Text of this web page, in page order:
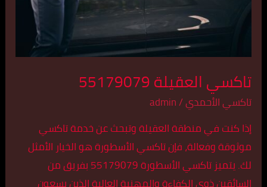
تاكسي العقيلة 55179079
تاكسي الأحمدي/
admin
إذا كنت في منطقة العقيلة وتبحث عن خدمة تاكسي
موثوقة وفعالة، فإن تاكسي الأسطورة هو الخيار الأمثل
لك. يتميز تاكسي الأسطورة 55179079 بفريق من
السائقين ذوي الكفاءة والمهنية العالية الذين يسعون